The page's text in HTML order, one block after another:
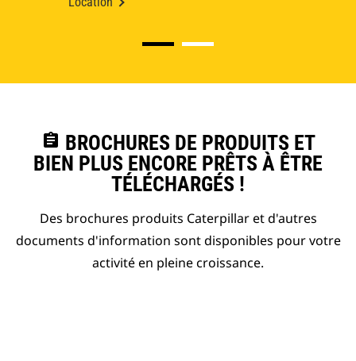
assignment BROCHURES DE PRODUITS ET
BIEN PLUS ENCORE PRÊTS À ÊTRE
TÉLÉCHARGÉS !
Des brochures produits Caterpillar et d'autres
documents d'information sont disponibles pour votre
activité en pleine croissance.